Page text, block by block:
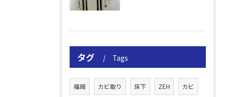
タグ Tags
福岡 カビ取り 床下 ZEH カビ